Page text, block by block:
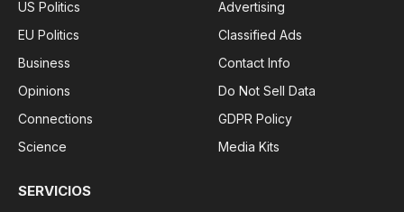
US Politics
EU Politics
Business
Opinions
Connections
Science
Advertising
Classified Ads
Contact Info
Do Not Sell Data
GDPR Policy
Media Kits
SERVICIOS